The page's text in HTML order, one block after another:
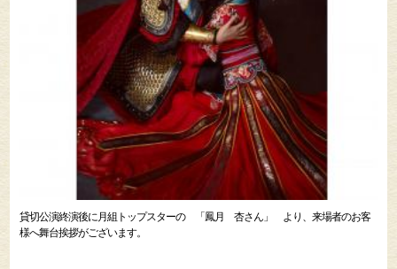
貸切公演終演後に月組トップスターの 「鳳月 杏さん」 より、来場者のお客
様へ舞台挨拶がございます。